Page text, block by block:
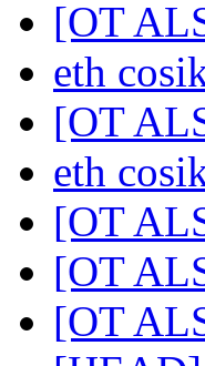
[OT
eth
[OT
eth
[OT
[OT
[OT